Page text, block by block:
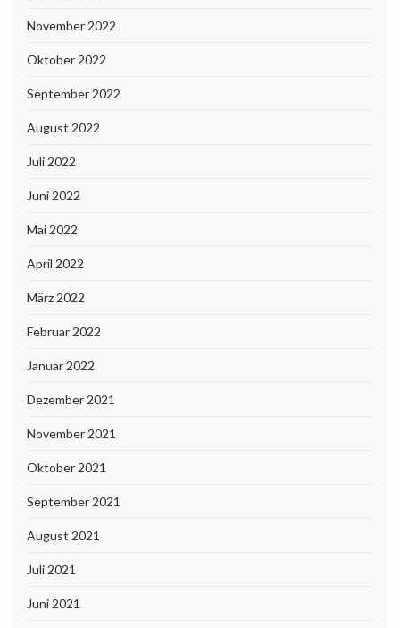
November 2022
Oktober 2022
September 2022
August 2022
Juli 2022
Juni 2022
Mai 2022
April 2022
März 2022
Februar 2022
Januar 2022
Dezember 2021
November 2021
Oktober 2021
September 2021
August 2021
Juli 2021
Juni 2021